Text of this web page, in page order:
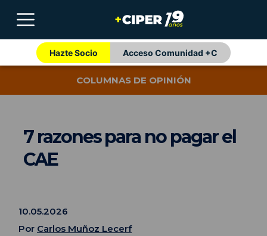
Hazte Socio Acceso Comunidad +C
COLUMNAS DE OPINIÓN
7 razones para no pagar el
CAE
10.05.2026
Por Carlos Muñoz Lecerf